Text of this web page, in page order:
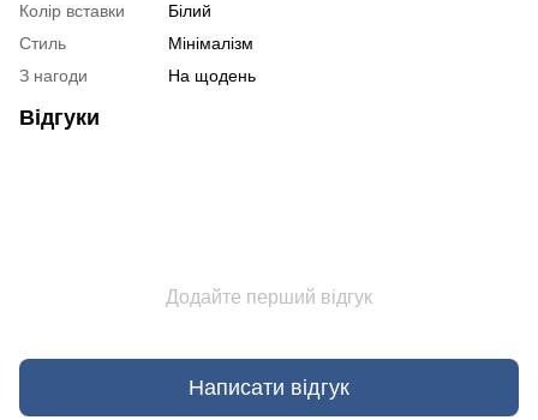
Колір вставки
Білий
Стиль
Мінімалізм
З нагоди
На щодень
Відгуки
Додайте перший відгук
Написати відгук